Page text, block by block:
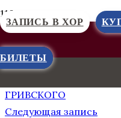
ЗАПИСЬ В ХОР
БИЛЕТЫ
Предыдущая запись
ПСКОВСКИЙ КРЕМЛЬ.
ГРИВСКОГО
Следующая запись